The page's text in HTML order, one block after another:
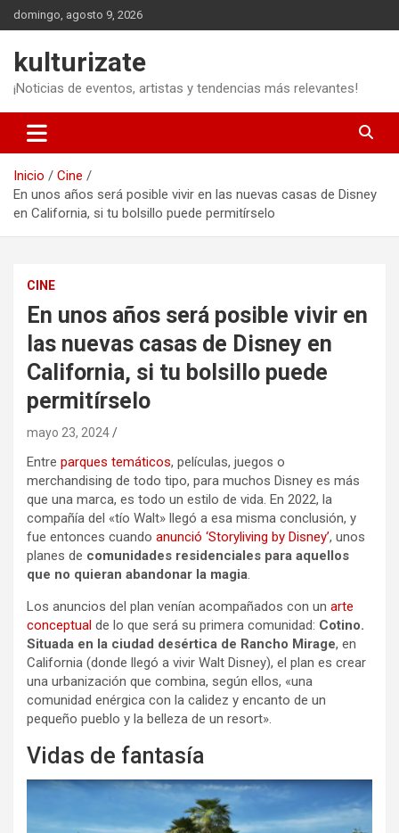
Saltar
al
domingo, agosto 9, 2026
kulturizate
¡Noticias de eventos, artistas y tendencias más relevantes!
Inicio
Cine
En unos años será posible vivir en las nuevas casas de Disney
en California, si tu bolsillo puede permitírselo
CINE
En unos años será posible vivir en
las nuevas casas de Disney en
California, si tu bolsillo puede
permitírselo
mayo 23, 2024
Entre parques temáticos, películas, juegos o
merchandising de todo tipo, para muchos Disney es más
que una marca, es todo un estilo de vida. En 2022, la
compañía del «tío Walt» llegó a esa misma conclusión, y
fue entonces cuando anunció ‘Storyliving by Disney’, unos
planes de comunidades residenciales para aquellos
que no quieran abandonar la magia.
Los anuncios del plan venían acompañados con un arte
conceptual de lo que será su primera comunidad: Cotino.
Situada en la ciudad desértica de Rancho Mirage, en
California (donde llegó a vivir Walt Disney), el plan es crear
una urbanización que combina, según ellos, «una
comunidad enérgica con la calidez y encanto de un
pequeño pueblo y la belleza de un resort».
Vidas de fantasía